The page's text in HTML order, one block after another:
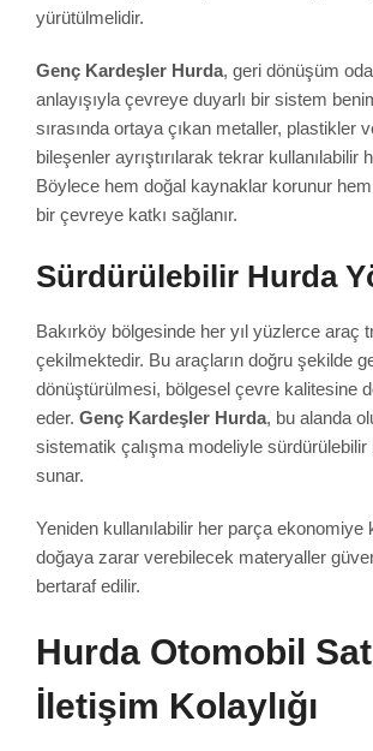
yürütülmelidir.
Genç Kardeşler Hurda, geri dönüşüm
anlayışıyla çevreye duyarlı bir sistem
sırasında ortaya çıkan metaller, plastikler
bileşenler ayrıştırılarak tekrar kullanılabilir
Böylece hem doğal kaynaklar korunur
bir çevreye katkı sağlanır.
Sürdürülebilir Hurda
Bakırköy bölgesinde her yıl yüzlerce araç
çekilmektedir. Bu araçların doğru şekilde
dönüştürülmesi, bölgesel çevre kalitesine
eder. Genç Kardeşler Hurda, bu alanda
sistematik çalışma modeliyle sürdürülebilir
sunar.
Yeniden kullanılabilir her parça ekonomiye
doğaya zarar verebilecek materyaller
bertaraf edilir.
Hurda Otomobil
İletişim Kolaylığı